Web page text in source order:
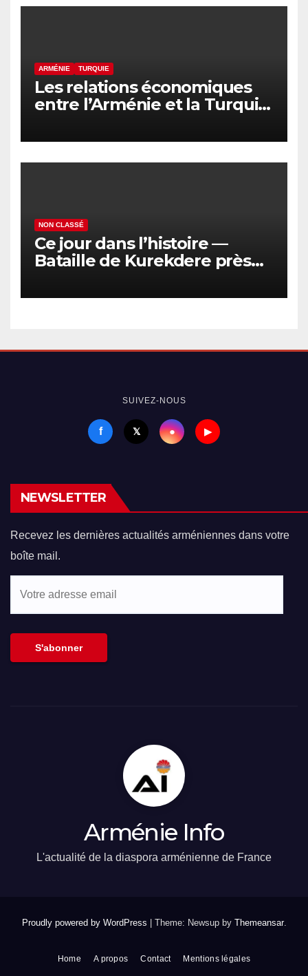
ARMÉNIE TURQUIE
Les relations économiques
entre l’Arménie et la Turquie
NON CLASSÉ
Ce jour dans l’histoire —
Bataille de Kurekdere près
SUIVEZ-NOUS
f 𝕏 ● ▶
NEWSLETTER
Recevez les dernières actualités arméniennes dans votre
boîte mail.
S'abonner
Arménie Info
L'actualité de la diaspora arménienne de France
Proudly powered by WordPress Theme: Newsup by Themeansar.
Home A propos Contact Mentions légales